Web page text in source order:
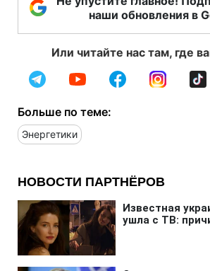
наши обновления в
Или читайте нас там, где
Больше по теме:
Энергетики